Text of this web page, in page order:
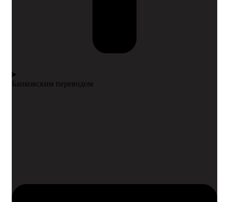
Банковским переводом